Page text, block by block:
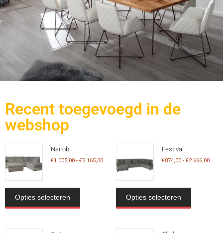
Recent toegevoegd in de
webshop
Nairobi
€1.005,00 - €2.165,00
Opties selecteren
Festival
€874,00 - €2.666,00
Opties selecteren